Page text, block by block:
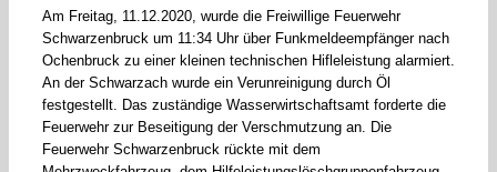
Am Freitag, 11.12.2020, wurde die Freiwillige Feuerwehr
Schwarzenbruck um 11:34 Uhr über Funkmeldeempfänger nach
Ochenbruck zu einer kleinen technischen Hifleleistung alarmiert.
An der Schwarzach wurde ein Verunreinigung durch Öl
festgestellt. Das zuständige Wasserwirtschaftsamt forderte die
Feuerwehr zur Beseitigung der Verschmutzung an. Die
Feuerwehr Schwarzenbruck rückte mit dem